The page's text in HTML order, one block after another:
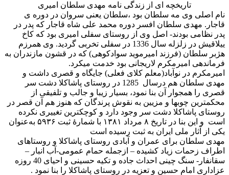
تاریخچه ای از زندگی نامه مهدی سلطان امیری
نام اصلی وی مه سلطان بود ،سلطان یعنی سروان در دوره ی
قاجار. مهدی سلطان افسر دوره محمد علی شاه قاجار که پدر در
پدر نظامی بودند- اصل وی از روستای سفلی امیری بود که کاخ
ییلاقیش در زلزله سال 1336 در سفلی تخربی گردید. وی همرزم
هژبر سلطان (فرزند امیرموید سوادکوهی) که در قشون مازندران به
فرماندهی امیرمکرم لاریجانی بود خدمت میکرد.
امیرمکرم در نوآباد(معلم کلای فعلی) جایگاه و قصری داشت و
مهدی سلطان هم درسال 1285 در روستای پاشاکلا دشت سر
قصری را همجوار آن بنا نمود، بسیار زیبا و جالب و تلفیقی از
محکمترین چوبها و مزیین به نقوش پرندگان که هنوز هم آن قصر در
روستای پاشاکلا دشت سر وجود دارد و کوچکترین تغییری نکرده
است و این بنا در تاریخ ۸ مرداد ۱۳۸۱ با شمارهٔ ثبت ۵۹۳۶ به‌عنوان
یکی از آثار ملی ایران به ثبت رسیده است
مهدی سلطان برای عمران و آبادی روستای پاشاکلا و روستاهای
اطراف زحمات زیاد کشیده – ازجمله حمام عمومی-آب انبار –
سقانفار- سنگ چینی احداث جاده و تکیه حسینی و احیای 40 روزه
عزاداری امام حسین و تعزیه در روستای پاشاکلا را بنا نمود .